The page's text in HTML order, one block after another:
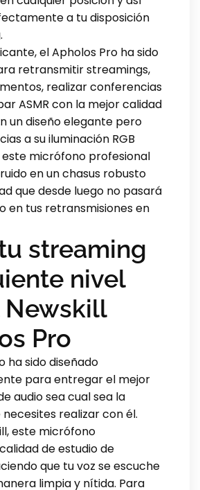
a tu disposición
el Apholos Pro ha sido
retransmitir streamings,
realizar conferencias
ASMR con la mejor calidad
un diseño elegante pero
a su iluminación RGB
micrófono profesional
en un chasus robusto
que desde luego no pasará
en tus retransmisiones en
streaming
nivel
Newskill
Pro
ha sido diseñado
para entregar el mejor
audio sea cual sea la
realizar con él.
este micrófono
de estudio de
que tu voz se escuche
limpia y nítida. Para